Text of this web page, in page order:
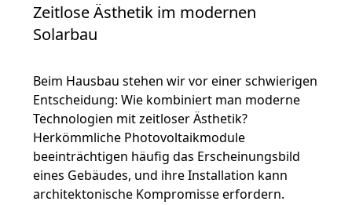
Zeitlose Ästhetik im modernen
Solarbau
Beim Hausbau stehen wir vor einer schwierigen
Entscheidung: Wie kombiniert man moderne
Technologien mit zeitloser Ästhetik?
Herkömmliche Photovoltaikmodule
beeinträchtigen häufig das Erscheinungsbild
eines Gebäudes, und ihre Installation kann
architektonische Kompromisse erfordern.